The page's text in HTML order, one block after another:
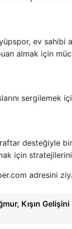
ev sahibi
almak için
sergilemek
desteğiyle
için
adresini
Kışın